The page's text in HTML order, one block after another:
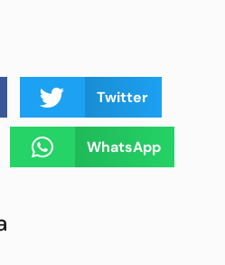
Twitter
WhatsApp